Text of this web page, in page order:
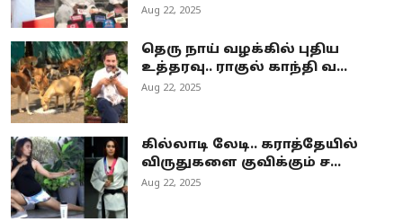
Aug 22, 2025
தெரு நாய் வழக்கில் புதிய
உத்தரவு.. ராகுல் காந்தி வ...
Aug 22, 2025
கில்லாடி லேடி.. கராத்தேயில்
விருதுகளை குவிக்கும் ச...
Aug 22, 2025